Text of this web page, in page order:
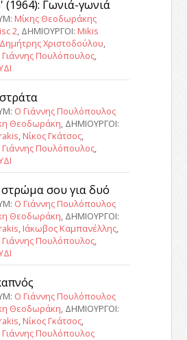
(1964): Γωνιά-γωνιά
Μίκης Θεοδωράκης
2, ΔΗΜΙΟΥΡΓΟΙ: Mikis
Δημήτρης Χριστοδούλου,
Γιάννης Πουλόπουλος,
Ο Γιάννης Πουλόπουλος
Θεοδωράκη, ΔΗΜΙΟΥΡΓΟΙ:
, Νίκος Γκάτσος,
Γιάννης Πουλόπουλος,
σου για δυό
Ο Γιάννης Πουλόπουλος
Θεοδωράκη, ΔΗΜΙΟΥΡΓΟΙ:
, Ιάκωβος Καμπανέλλης,
Γιάννης Πουλόπουλος,
Ο Γιάννης Πουλόπουλος
Θεοδωράκη, ΔΗΜΙΟΥΡΓΟΙ:
, Νίκος Γκάτσος,
Γιάννης Πουλόπουλος